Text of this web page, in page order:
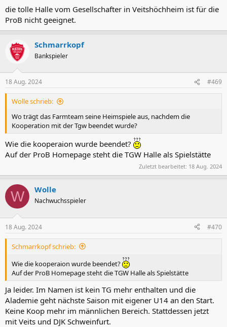
die tolle Halle vom Gesellschafter in Veitshöchheim ist für die
ProB nicht geeignet.
Schmarrkopf
Bankspieler
18 Aug. 2024 #469
Wolle schrieb:
Wo trägt das Farmteam seine Heimspiele aus, nachdem die
Kooperation mit der Tgw beendet wurde?
Wie die kooperaion wurde beendet?
Auf der ProB Homepage steht die TGW Halle als Spielstätte
Zuletzt bearbeitet: 18 Aug. 2024
W Wolle
Nachwuchsspieler
18 Aug. 2024 #470
Schmarrkopf schrieb:
Wie die kooperaion wurde beendet?
Auf der ProB Homepage steht die TGW Halle als Spielstätte
Ja leider. Im Namen ist kein TG mehr enthalten und die
Alademie geht nächste Saison mit eigener U14 an den Start.
Keine Koop mehr im männlichen Bereich. Stattdessen jetzt
mit Veits und DJK Schweinfurt.